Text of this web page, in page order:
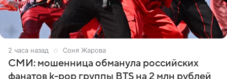
2 часа назад Соня Жарова
СМИ: мошенница обманула российских
фанатов k-pop группы BTS на 2 млн рублей